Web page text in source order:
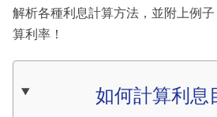
解析各種利息計算方法，並附上例
算利率！
如何計算利息